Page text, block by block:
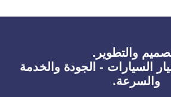
والتطوير.
السيارات - الجودة والخدمة
والسرعة.